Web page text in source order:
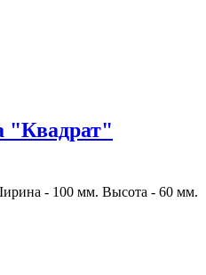
"Квадрат"
- 100 мм. Высота - 60 мм.